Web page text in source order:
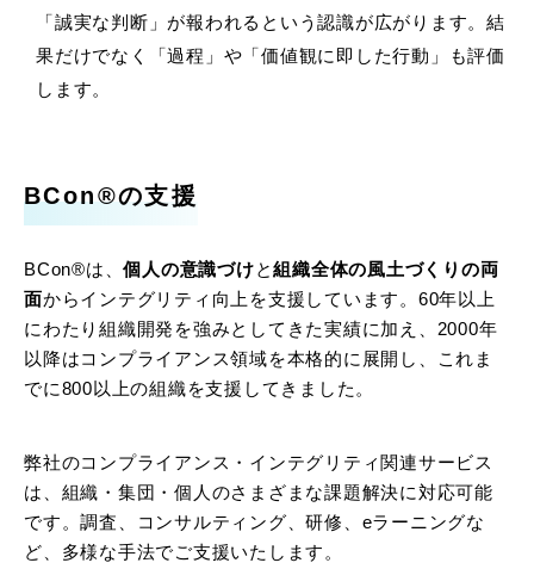
「誠実な判断」が報われるという認識が広がります。結
果だけでなく「過程」や「価値観に即した行動」も評価
します。
BCon®の支援
BCon®は、個人の意識づけと組織全体の風土づくりの両
面からインテグリティ向上を支援しています。60年以上
にわたり組織開発を強みとしてきた実績に加え、2000年
以降はコンプライアンス領域を本格的に展開し、これま
でに800以上の組織を支援してきました。
弊社のコンプライアンス・インテグリティ関連サービス
は、組織・集団・個人のさまざまな課題解決に対応可能
です。調査、コンサルティング、研修、eラーニングな
ど、多様な手法でご支援いたします。